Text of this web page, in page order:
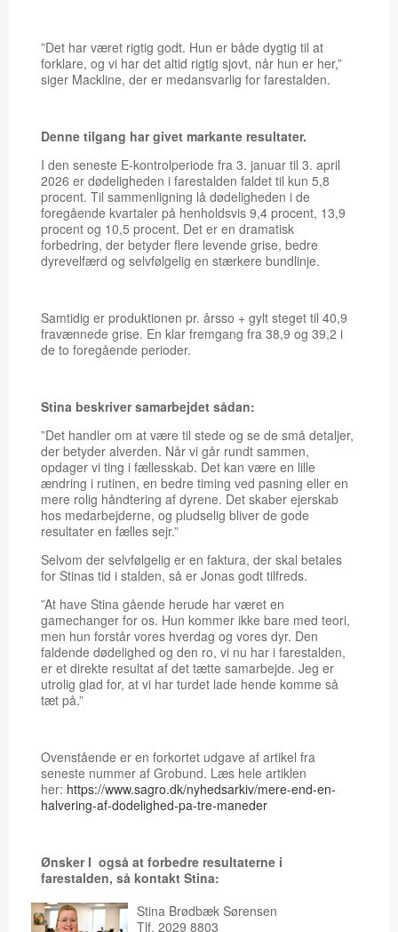
”Det har været rigtig godt. Hun er både dygtig til at
forklare, og vi har det altid rigtig sjovt, når hun er her,”
siger Mackline, der er medansvarlig for farestalden.
Denne tilgang har givet markante resultater.
I den seneste E-kontrolperiode fra 3. januar til 3. april
2026 er dødeligheden i farestalden faldet til kun 5,8
procent. Til sammenligning lå dødeligheden i de
foregående kvartaler på henholdsvis 9,4 procent, 13,9
procent og 10,5 procent. Det er en dramatisk
forbedring, der betyder flere levende grise, bedre
dyrevelfærd og selvfølgelig en stærkere bundlinje.
Samtidig er produktionen pr. årsso + gylt steget til 40,9
fravænnede grise. En klar fremgang fra 38,9 og 39,2 i
de to foregående perioder.
Stina beskriver samarbejdet sådan:
”Det handler om at være til stede og se de små detaljer,
der betyder alverden. Når vi går rundt sammen,
opdager vi ting i fællesskab. Det kan være en lille
ændring i rutinen, en bedre timing ved pasning eller en
mere rolig håndtering af dyrene. Det skaber ejerskab
hos medarbejderne, og pludselig bliver de gode
resultater en fælles sejr.”
Selvom der selvfølgelig er en faktura, der skal betales
for Stinas tid i stalden, så er Jonas godt tilfreds.
”At have Stina gående herude har været en
gamechanger for os. Hun kommer ikke bare med teori,
men hun forstår vores hverdag og vores dyr. Den
faldende dødelighed og den ro, vi nu har i farestalden,
er et direkte resultat af det tætte samarbejde. Jeg er
utrolig glad for, at vi har turdet lade hende komme så
tæt på.”
Ovenstående er en forkortet udgave af artikel fra
seneste nummer af Grobund. Læs hele artiklen
her: https://www.sagro.dk/nyhedsarkiv/mere-end-en-
halvering-af-dodelighed-pa-tre-maneder
Ønsker I også at forbedre resultaterne i
farestalden, så kontakt Stina:
Stina Brødbæk Sørensen
Tlf. 2029 8803